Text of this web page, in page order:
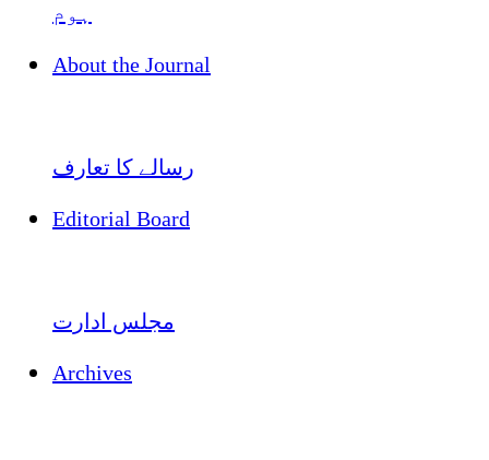
ہوم
About the Journal
رسالے کا تعارف
Editorial Board
مجلس ادارت
Archives